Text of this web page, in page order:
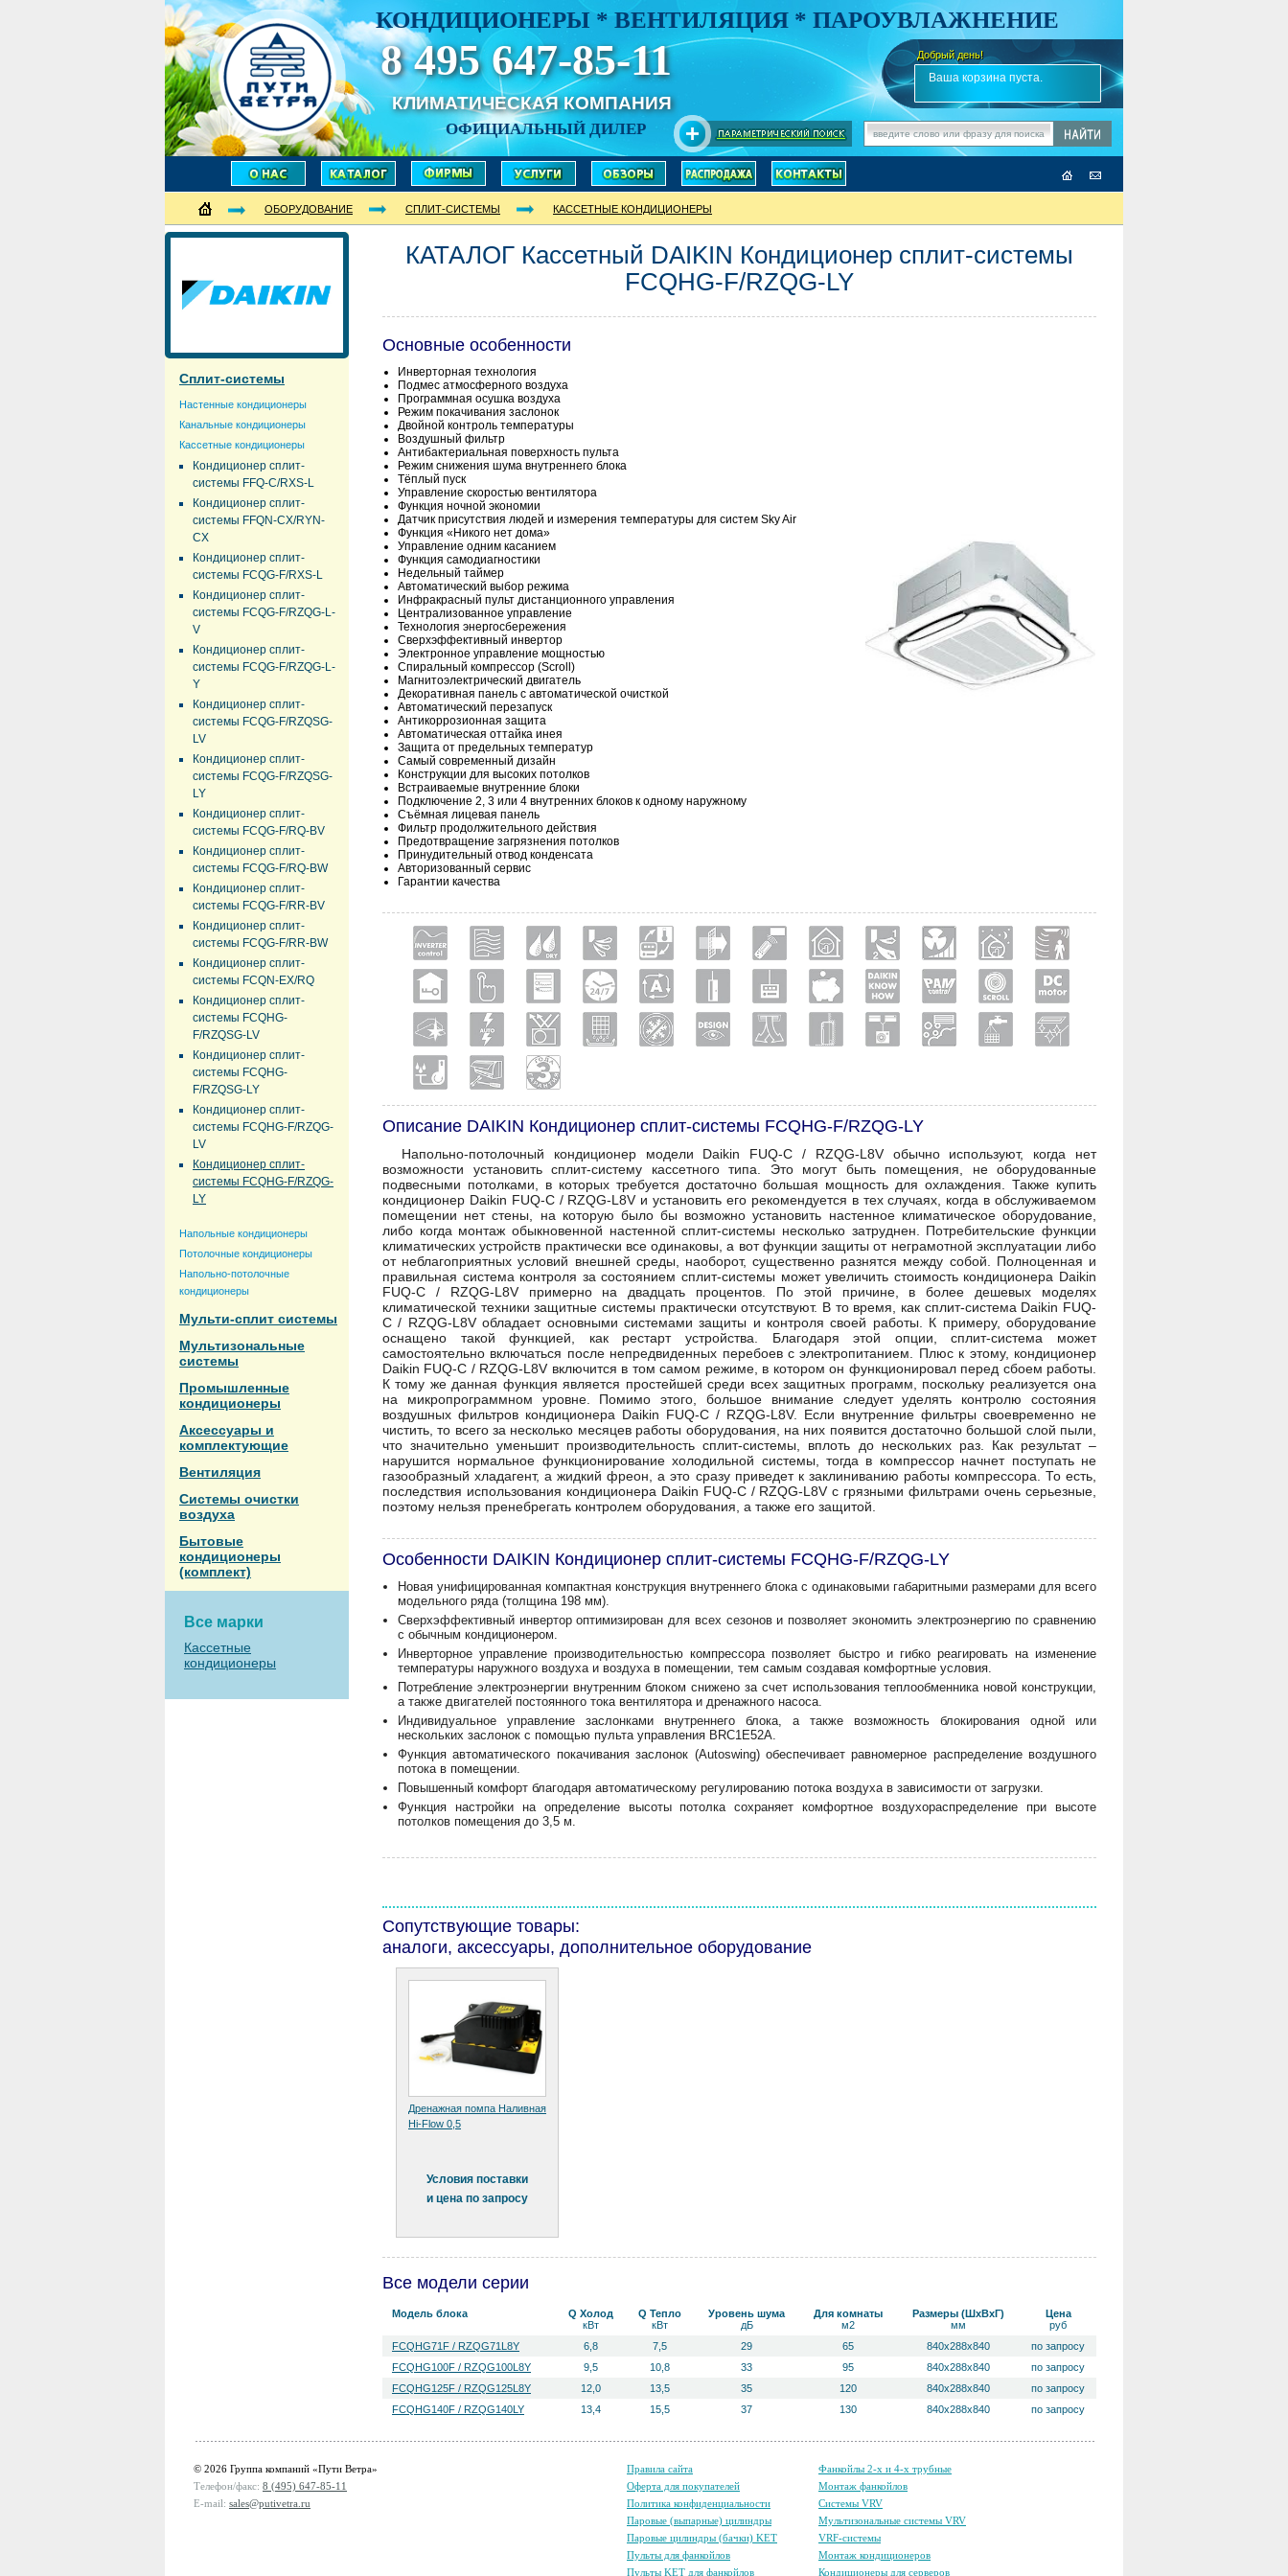
КОНДИЦИОНЕРЫ * ВЕНТИЛЯЦИЯ * ПАРОУВЛАЖНЕНИЕ
8 495 647-85-11
КЛИМАТИЧЕСКАЯ КОМПАНИЯ
ОФИЦИАЛЬНЫЙ ДИЛЕР
Добрый день!
✎Ваша корзина пуста.
ОБОРУДОВАНИЕ СПЛИТ-СИСТЕМЫ КАССЕТНЫЕ КОНДИЦИОНЕРЫ
Сплит-системы
Настенные кондиционеры
Канальные кондиционеры
Кассетные кондиционеры
Кондиционер сплит-
системы FFQ-C/RXS-L
Кондиционер сплит-
системы FFQN-CX/RYN-
CX
Кондиционер сплит-
системы FCQG-F/RXS-L
Кондиционер сплит-
системы FCQG-F/RZQG-L-
V
Кондиционер сплит-
системы FCQG-F/RZQG-L-
Y
Кондиционер сплит-
системы FCQG-F/RZQSG-
LV
Кондиционер сплит-
системы FCQG-F/RZQSG-
LY
Кондиционер сплит-
системы FCQG-F/RQ-BV
Кондиционер сплит-
системы FCQG-F/RQ-BW
Кондиционер сплит-
системы FCQG-F/RR-BV
Кондиционер сплит-
системы FCQG-F/RR-BW
Кондиционер сплит-
системы FCQN-EX/RQ
Кондиционер сплит-
системы FCQHG-
F/RZQSG-LV
Кондиционер сплит-
системы FCQHG-
F/RZQSG-LY
Кондиционер сплит-
системы FCQHG-F/RZQG-
LV
Кондиционер сплит-
системы FCQHG-F/RZQG-
LY
Напольные кондиционеры
Потолочные кондиционеры
Напольно-потолочные
кондиционеры
Мульти-сплит системы
Мультизональные
системы
Промышленные
кондиционеры
Аксессуары и
комплектующие
Вентиляция
Системы очистки
воздуха
Бытовые
кондиционеры
(комплект)
Все марки
Кассетные
кондиционеры
КАТАЛОГ Кассетный DAIKIN Кондиционер сплит-системы
FCQHG-F/RZQG-LY
Основные особенности
Инверторная технология
Подмес атмосферного воздуха
Программная осушка воздуха
Режим покачивания заслонок
Двойной контроль температуры
Воздушный фильтр
Антибактериальная поверхность пульта
Режим снижения шума внутреннего блока
Тёплый пуск
Управление скоростью вентилятора
Функция ночной экономии
Датчик присутствия людей и измерения температуры для систем Sky Air
Функция «Никого нет дома»
Управление одним касанием
Функция самодиагностики
Недельный таймер
Автоматический выбор режима
Инфракрасный пульт дистанционного управления
Централизованное управление
Технология энергосбережения
Сверхэффективный инвертор
Электронное управление мощностью
Спиральный компрессор (Scroll)
Магнитоэлектрический двигатель
Декоративная панель с автоматической очисткой
Автоматический перезапуск
Антикоррозионная защита
Автоматическая оттайка инея
Защита от предельных температур
Самый современный дизайн
Конструкции для высоких потолков
Встраиваемые внутренние блоки
Подключение 2, 3 или 4 внутренних блоков к одному наружному
Съёмная лицевая панель
Фильтр продолжительного действия
Предотвращение загрязнения потолков
Принудительный отвод конденсата
Авторизованный сервис
Гарантии качества
Описание DAIKIN Кондиционер сплит-системы FCQHG-F/RZQG-LY
Напольно-потолочный кондиционер модели Daikin FUQ-C / RZQG-L8V обычно используют, когда нет
возможности установить сплит-систему кассетного типа. Это могут быть помещения, не оборудованные
подвесными потолками, в которых требуется достаточно большая мощность для охлаждения. Также купить
кондиционер Daikin FUQ-C / RZQG-L8V и установить его рекомендуется в тех случаях, когда в обслуживаемом
помещении нет стены, на которую было бы возможно установить настенное климатическое оборудование,
либо когда монтаж обыкновенной настенной сплит-системы несколько затруднен. Потребительские функции
климатических устройств практически все одинаковы, а вот функции защиты от неграмотной эксплуатации либо
от неблагоприятных условий внешней среды, наоборот, существенно разнятся между собой. Полноценная и
правильная система контроля за состоянием сплит-системы может увеличить стоимость кондиционера Daikin
FUQ-C / RZQG-L8V примерно на двадцать процентов. По этой причине, в более дешевых моделях
климатической техники защитные системы практически отсутствуют. В то время, как сплит-система Daikin FUQ-
C / RZQG-L8V обладает основными системами защиты и контроля своей работы. К примеру, оборудование
оснащено такой функцией, как рестарт устройства. Благодаря этой опции, сплит-система может
самостоятельно включаться после непредвиденных перебоев с электропитанием. Плюс к этому, кондиционер
Daikin FUQ-C / RZQG-L8V включится в том самом режиме, в котором он функционировал перед сбоем работы.
К тому же данная функция является простейшей среди всех защитных программ, поскольку реализуется она
на микропрограммном уровне. Помимо этого, большое внимание следует уделять контролю состояния
воздушных фильтров кондиционера Daikin FUQ-C / RZQG-L8V. Если внутренние фильтры своевременно не
чистить, то всего за несколько месяцев работы оборудования, на них появится достаточно большой слой пыли,
что значительно уменьшит производительность сплит-системы, вплоть до нескольких раз. Как результат –
нарушится нормальное функционирование холодильной системы, тогда в компрессор начнет поступать не
газообразный хладагент, а жидкий фреон, а это сразу приведет к заклиниванию работы компрессора. То есть,
последствия использования кондиционера Daikin FUQ-C / RZQG-L8V с грязными фильтрами очень серьезные,
поэтому нельзя пренебрегать контролем оборудования, а также его защитой.
Особенности DAIKIN Кондиционер сплит-системы FCQHG-F/RZQG-LY
Новая унифицированная компактная конструкция внутреннего блока с одинаковыми габаритными размерами для всего
модельного ряда (толщина 198 мм).
Сверхэффективный инвертор оптимизирован для всех сезонов и позволяет экономить электроэнергию по сравнению
с обычным кондиционером.
Инверторное управление производительностью компрессора позволяет быстро и гибко реагировать на изменение
температуры наружного воздуха и воздуха в помещении, тем самым создавая комфортные условия.
Потребление электроэнергии внутренним блоком снижено за счет использования теплообменника новой конструкции,
а также двигателей постоянного тока вентилятора и дренажного насоса.
Индивидуальное управление заслонками внутреннего блока, а также возможность блокирования одной или
нескольких заслонок с помощью пульта управления BRC1E52A.
Функция автоматического покачивания заслонок (Autoswing) обеспечивает равномерное распределение воздушного
потока в помещении.
Повышенный комфорт благодаря автоматическому регулированию потока воздуха в зависимости от загрузки.
Функция настройки на определение высоты потолка сохраняет комфортное воздухораспределение при высоте
потолков помещения до 3,5 м.
Сопутствующие товары:
аналоги, аксессуары, дополнительное оборудование
Дренажная помпа Наливная
Hi-Flow 0,5
Условия поставки
и цена по запросу
Все модели серии
Модель блока
Q Холод
кВт
Q Тепло
кВт
Уровень ш­ума
дБ
Для комнаты
м2
Размеры (ШхВхГ)
мм
Цена
руб
FCQHG71F / RZQG71L8Y
6,8 7,5 29 65 840х288х840
по запросу
FCQHG100F / RZQG100L8Y
9,5 10,8 33 95 840х288х840
по запросу
FCQHG125F / RZQG125L8Y
12,0 13,5 35 120 840х288х840
по запросу
FCQHG140F / RZQG140LY
13,4 15,5 37 130 840х288х840 по запросу
© 2026 Группа компаний «Пути Ветра»
Телефон/факс: 8 (495) 647-85-11
E-mail: sales@putivetra.ru
Правила сайта
Оферта для покупателей
Политика конфиденциальности
Паровые (выпарные) цилиндры
Паровые цилиндры (бачки) KET
Пульты для фанкойлов
Пульты KET для фанкойлов
Фанкойлы 2-х и 4-х трубные
Монтаж фанкойлов
Системы VRV
Мультизональные системы VRV
VRF-системы
Монтаж кондиционеров
Кондиционеры для серверов